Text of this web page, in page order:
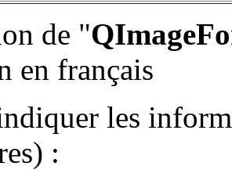
de "
en français
les
: